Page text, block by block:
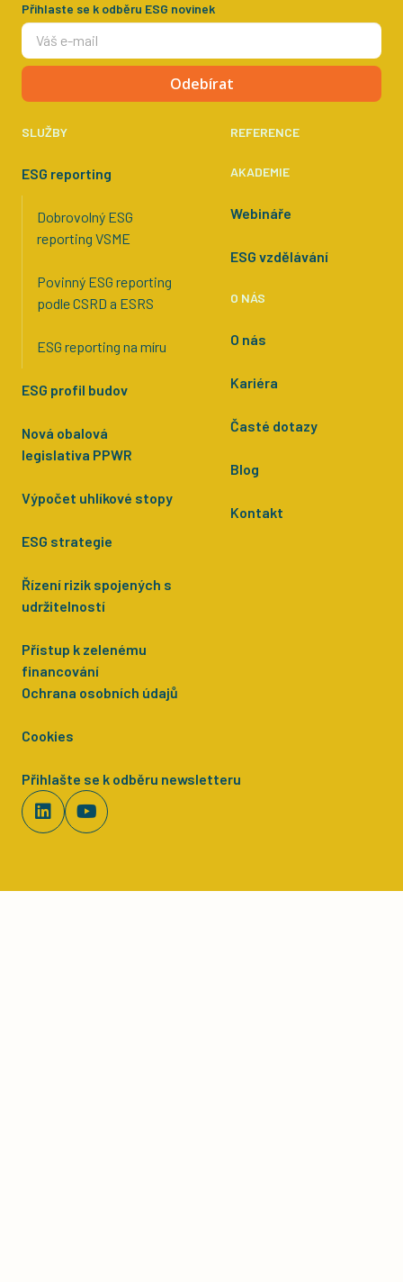
Přihlaste se k odběru ESG novinek
Odebírat
SLUŽBY
ESG reporting
Dobrovolný ESG
reporting VSME
Povinný ESG reporting
podle CSRD a ESRS
ESG reporting na míru
ESG profil budov
Nová obalová
legislativa PPWR
Výpočet uhlíkové stopy
ESG strategie
Řízení rizik spojených s
udržitelností
Přístup k zelenému
financování
REFERENCE
AKADEMIE
Webináře
ESG vzdělávání
O NÁS
O nás
Kariéra
Časté dotazy
Blog
Kontakt
Ochrana osobních údajů
Cookies
Přihlašte se k odběru newsletteru